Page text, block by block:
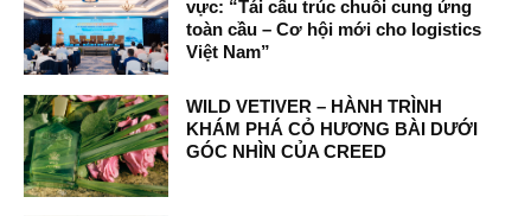
vực: “Tái cấu trúc chuỗi cung ứng
toàn cầu – Cơ hội mới cho logistics
Việt Nam”
WILD VETIVER – HÀNH TRÌNH
KHÁM PHÁ CỎ HƯƠNG BÀI DƯỚI
GÓC NHÌN CỦA CREED